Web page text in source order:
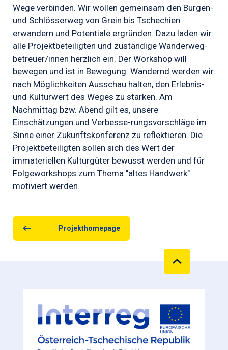
Wege verbinden. Wir wollen gemeinsam den Burgen-
und Schlösserweg von Grein bis Tschechien
erwandern und Potentiale ergründen. Dazu laden wir
alle Projektbeteiligten und zuständige Wanderweg-
betreuer/innen herzlich ein. Der Workshop will
bewegen und ist in Bewegung. Wandernd werden wir
nach Möglichkeiten Ausschau halten, den Erlebnis-
und Kulturwert des Weges zu stärken. Am
Nachmittag bzw. Abend gilt es, unsere
Einschätzungen und Verbesse-rungsvorschläge im
Sinne einer Zukunftskonferenz zu reflektieren. Die
Projektbeteiligten sollen sich des Wert der
immateriellen Kulturgüter bewusst werden und für
Folgeworkshops zum Thema "altes Handwerk"
motiviert werden.
Projekthomepage